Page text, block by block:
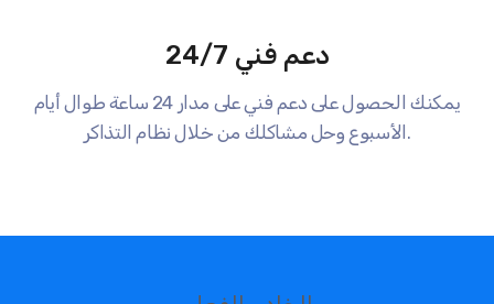
دعم فني 24/7
يمكنك الحصول على دعم فني على مدار 24 ساعة طوال أيام
الأسبوع وحل مشاكلك من خلال نظام التذاكر.